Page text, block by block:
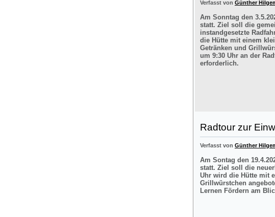
Verfasst von Günther
Am Sonntag den
statt. Ziel soll die
instandgesetzte
die Hütte mit einem
Getränken und
um 9:30 Uhr an der
erforderlich.
Radtour zur
Verfasst von Günther
Am Sontag den
statt. Ziel soll die
Uhr wird die Hütte mit
Grillwürstchen
Lernen Fördern am